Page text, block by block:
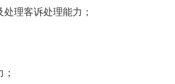
理客诉处理能力；